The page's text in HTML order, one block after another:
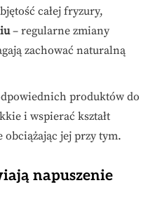
całej fryzury,
– regularne zmiany
zachować naturalną
produktów do
i wspierać kształt
obciążając jej przy tym.
napuszenie